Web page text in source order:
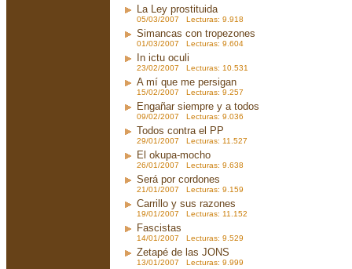
La Ley prostituida
05/03/2007 Lecturas: 9.918
Simancas con tropezones
01/03/2007 Lecturas: 9.604
In ictu oculi
23/02/2007 Lecturas: 10.531
A mí que me persigan
15/02/2007 Lecturas: 9.257
Engañar siempre y a todos
09/02/2007 Lecturas: 9.036
Todos contra el PP
29/01/2007 Lecturas: 11.527
El okupa-mocho
26/01/2007 Lecturas: 9.638
Será por cordones
21/01/2007 Lecturas: 9.159
Carrillo y sus razones
19/01/2007 Lecturas: 11.152
Fascistas
14/01/2007 Lecturas: 9.529
Zetapé de las JONS
13/01/2007 Lecturas: 9.999